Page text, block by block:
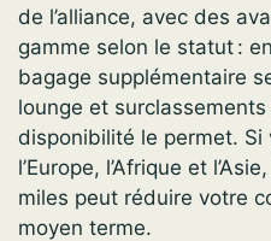
de l’alliance, avec des
gamme selon le statut :
bagage supplémentaire
lounge et
disponibilité le permet.
l’Europe, l’Afrique et
miles peut réduire votre
moyen terme.